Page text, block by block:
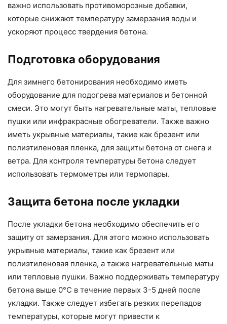
важно использовать противоморозные добавки,
которые снижают температуру замерзания воды и
ускоряют процесс твердения бетона.
Подготовка оборудования
Для зимнего бетонирования необходимо иметь
оборудование для подогрева материалов и бетонной
смеси. Это могут быть нагревательные маты, тепловые
пушки или инфракрасные обогреватели. Также важно
иметь укрывные материалы, такие как брезент или
полиэтиленовая пленка, для защиты бетона от снега и
ветра. Для контроля температуры бетона следует
использовать термометры или термопары.
Защита бетона после укладки
После укладки бетона необходимо обеспечить его
защиту от замерзания. Для этого можно использовать
укрывные материалы, такие как брезент или
полиэтиленовая пленка, а также нагревательные маты
или тепловые пушки. Важно поддерживать температуру
бетона выше 0°C в течение первых 3-5 дней после
укладки. Также следует избегать резких перепадов
температуры, которые могут привести к